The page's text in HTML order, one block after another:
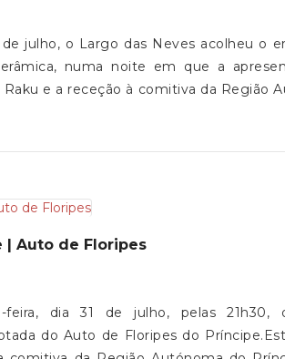
julho, o Largo das Neves acolheu o
numa noite em que a
e a receção à comitiva da Região
o fogo da cerâmica e os
| Auto de Floripes
feira, dia 31 de julho, pelas
do Auto de Floripes do